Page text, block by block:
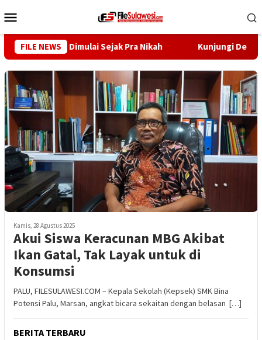
ke
Mobile
FILE NEWS
Stunting Dimulai Sejak Pra Nikah Kunjungi Desa
Kamis, 28 Agustus 2025
Akui Siswa Keracunan MBG Akibat
Ikan Gatal, Tak Layak untuk di
Konsumsi
PALU, FILESULAWESI.COM – Kepala Sekolah (Kepsek) SMK Bina
Potensi Palu, Marsan, angkat bicara sekaitan dengan belasan […]
BERITA TERBARU